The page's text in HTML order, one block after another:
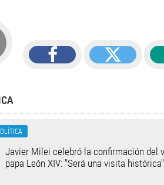
Javier Milei celebró la confirmación del
papa León XIV: "Será una visita histórica"